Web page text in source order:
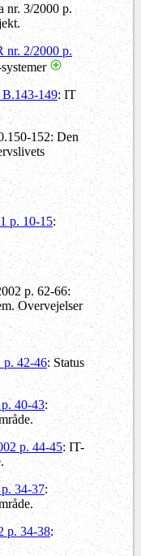
nr. 3/2000 p.
nr. 2/2000 p.
149: IT
152: Den
p. 10-15:
p. 62-66:
Overvejelser
p. 42-46: Status
40-43:
p. 44-45: IT-
34-37:
p. 34-38: